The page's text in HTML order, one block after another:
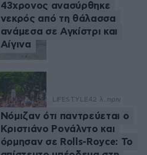
43χρονος ανασύρθηκε
νεκρός από τη θάλασσα
ανάμεσα σε Αγκίστρι και
Αίγινα
LIFESTYLE42 λ. πριν
Νόμιζαν ότι παντρεύεται ο
Κριστιάνο Ρονάλντο και
όρμησαν σε Rolls-Royce: Το